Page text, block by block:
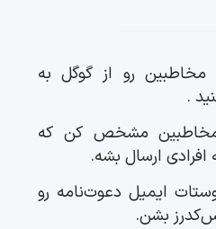
رو از گوگل به
.
مخاطبین مشخص کن که
ارسال بشه.
ایمیل دعوت‌نامه رو
بشن.